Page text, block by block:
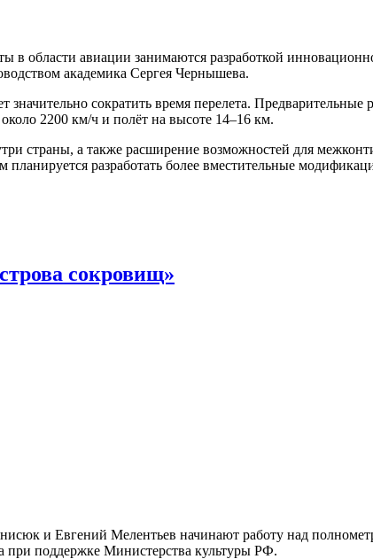
в области авиации занимаются разработкой
академика Сергея Чернышева.
сократить время перелета.
около 2200 км/ч и полёт на высоте 14–16 км.
страны, а также расширение возможностей для
разработать более вместительные
сокровищ»
и Евгений Мелентьев начинают работу над
при поддержке Министерства культуры РФ.